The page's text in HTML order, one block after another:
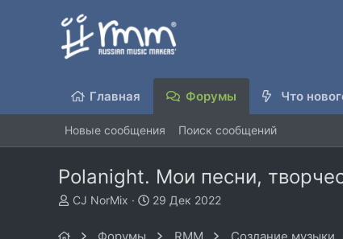
Главная Форумы Что
Новые сообщения Поиск сообщений
Polanight. Мои песни,
А
CJ NorMix
Д
29 Дек 2022